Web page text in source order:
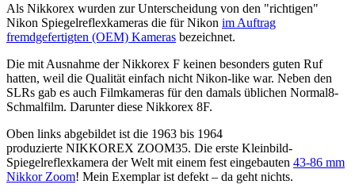
Als Nikkorex wurden zur Unterscheidung von den "richtigen"
Nikon Spiegelreflexkameras die für Nikon im Auftrag
fremdgefertigten (OEM) Kameras bezeichnet.
Die mit Ausnahme der Nikkorex F keinen besonders guten Ruf
hatten, weil die Qualität einfach nicht Nikon-like war. Neben den
SLRs gab es auch Filmkameras für den damals üblichen Normal8-
Schmalfilm. Darunter diese Nikkorex 8F.
Oben links abgebildet ist die 1963 bis 1964
produzierte NIKKOREX ZOOM35. Die erste Kleinbild-
Spiegelreflexkamera der Welt mit einem fest eingebauten 43-86 mm
Nikkor Zoom! Mein Exemplar ist defekt – da geht nichts.